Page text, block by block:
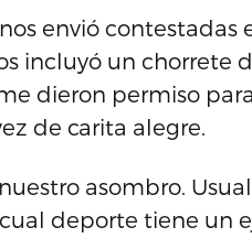
envió
incluyó un chorrete
dieron permiso
de carita alegre.
asombro.
deporte tiene un